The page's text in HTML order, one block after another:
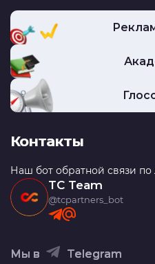
Контакты
Наш бот обратной связи
TC Team
@tcpartners_bot
Мы в Telegram